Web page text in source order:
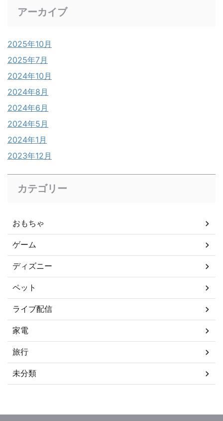
アーカイブ
2025年10月
2025年7月
2024年10月
2024年8月
2024年6月
2024年5月
2024年1月
2023年12月
カテゴリー
おもちゃ
ゲーム
ディズニー
ペット
ライブ配信
家電
旅行
未分類